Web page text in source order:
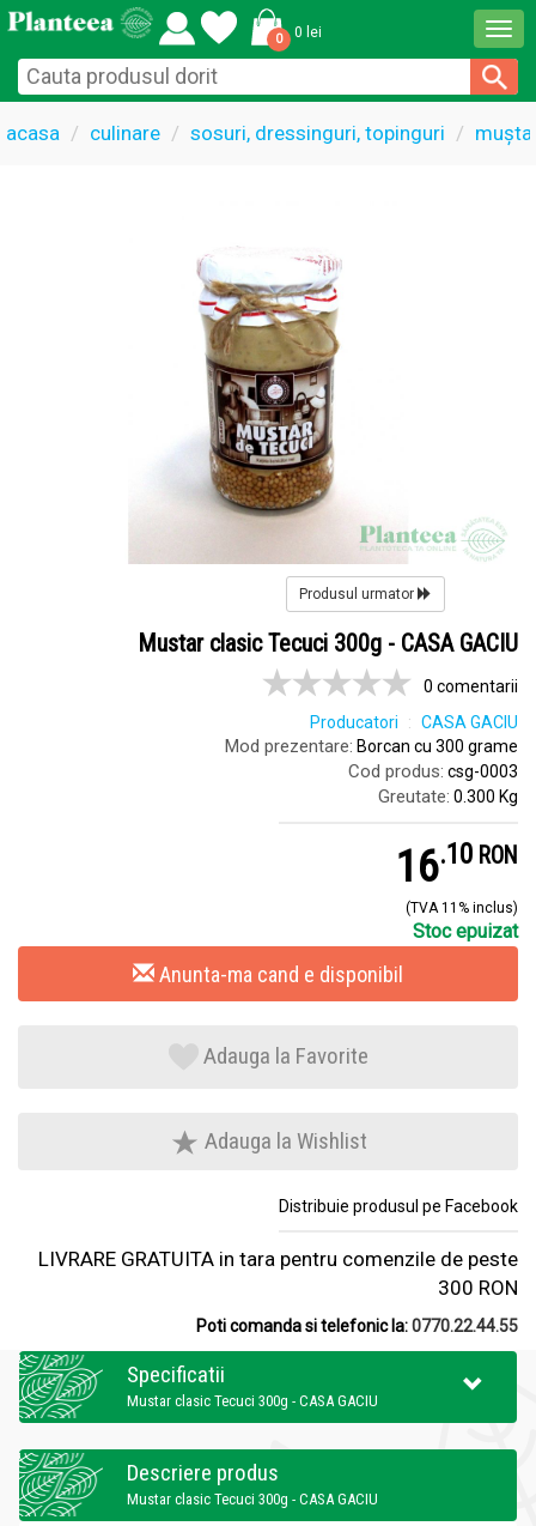
0 0 lei
acasa culinare sosuri, dressinguri, topinguri
Produsul urmator
Mustar clasic Tecuci 300g - CASA GACIU
0 comentarii
Producatori
CASA GACIU
Mod prezentare: Borcan cu 300 grame
Cod produs: csg-0003
Greutate: 0.300 Kg
16.1 RON
(TVA 11% inclus)
Stoc epuizat
Anunta-ma cand e disponibil
Adauga la Favorite
Adauga la Wishlist
Distribuie produsul pe Facebook
LIVRARE GRATUITA in tara pentru comenzile de peste
300 RON
Poti comanda si telefonic la:0770.22.44.55
Specificatii
Mustar clasic Tecuci 300g - CASA GACIU
Descriere produs
Mustar clasic Tecuci 300g - CASA GACIU